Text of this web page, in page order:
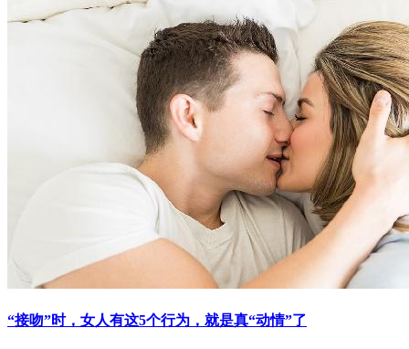
“接吻”时，女人有这5个行为，就是真“动情”了